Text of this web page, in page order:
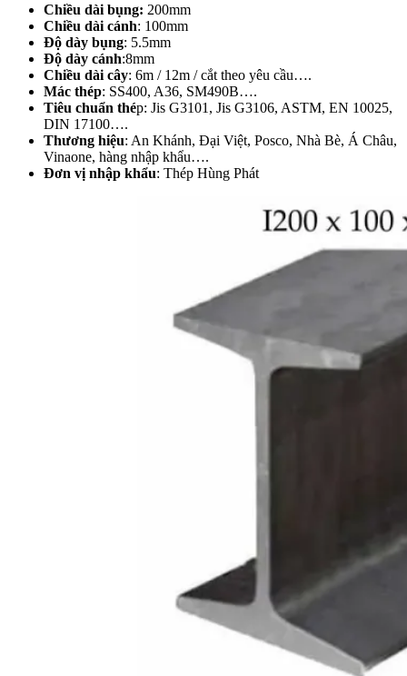
Chiều dài bụng: 200mm
Chiều dài cánh: 100mm
Độ dày bụng: 5.5mm
Độ dày cánh:8mm
Chiều dài cây: 6m / 12m / cắt theo yêu cầu….
Mác thép: SS400, A36, SM490B….
Tiêu chuẩn thép: Jis G3101, Jis G3106, ASTM, EN 10025,
DIN 17100….
Thương hiệu: An Khánh, Đại Việt, Posco, Nhà Bè, Á Châu,
Vinaone, hàng nhập khẩu….
Đơn vị nhập khẩu: Thép Hùng Phát